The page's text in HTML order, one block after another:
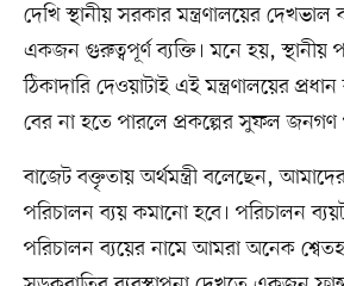
দেখি স্থানীয় সরকার মন্ত্রণালয়ের
একজন গুরুত্বপূর্ণ ব্যক্তি। মনে হয়, স্থানীয়
ঠিকাদারি দেওয়াটাই এই মন্ত্রণালয়ের
বের না হতে পারলে প্রকল্পের সুফল জনগণ
বাজেট বক্তৃতায় অর্থমন্ত্রী বলেছেন,
পরিচালন ব্যয় কমানো হবে। পরিচালন
পরিচালন ব্যয়ের নামে আমরা অনেক